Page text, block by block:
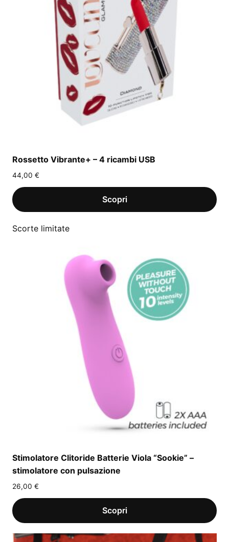
Rossetto Vibrante+ – 4 ricambi USB
44,00 €
Scorte limitate
Stimolatore Clitoride Batterie Viola “Sookie” –
stimolatore con pulsazione
26,00 €